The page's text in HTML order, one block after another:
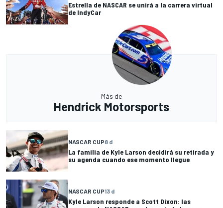
Estrella de NASCAR se unirá a la carrera virtual
de IndyCar
Más de
Hendrick Motorsports
NASCAR CUP8 d
La familia de Kyle Larson decidirá su retirada y
su agenda cuando ese momento llegue
NASCAR CUP13 d
Kyle Larson responde a Scott Dixon: las